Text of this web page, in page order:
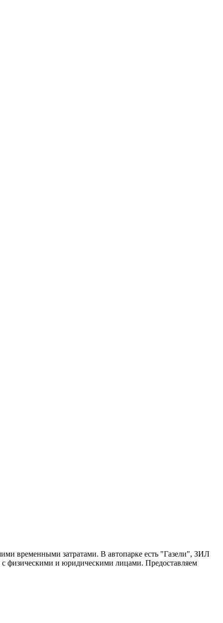
временными затратами. В автопарке есть "Газели", ЗИЛ
физическими и юридическими лицами. Предоставляем